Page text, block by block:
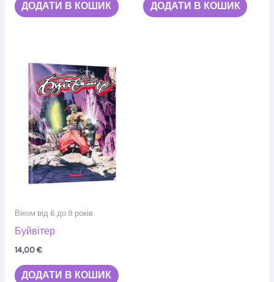
ДОДАТИ В КОШИК ДОДАТИ В КОШИК
Віком від 6 до 9 років
Буйвітер
14,00€
ДОДАТИ В КОШИК